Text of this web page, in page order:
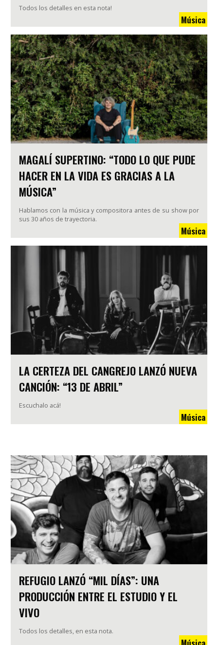
Todos los detalles en esta nota!
Música
MAGALÍ SUPERTINO: “TODO LO QUE PUDE
HACER EN LA VIDA ES GRACIAS A LA
MÚSICA”
Hablamos con la música y compositora antes de su show por
sus 30 años de trayectoria.
Música
LA CERTEZA DEL CANGREJO LANZÓ NUEVA
CANCIÓN: “13 DE ABRIL”
Escuchalo acá!
Música
REFUGIO LANZÓ “MIL DÍAS”: UNA
PRODUCCIÓN ENTRE EL ESTUDIO Y EL
VIVO
Todos los detalles, en esta nota.